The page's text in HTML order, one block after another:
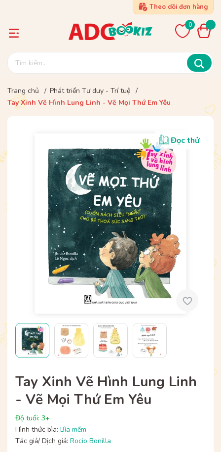
Theo dõi đơn hàng
0
Trang chủ / Phát triển Tư duy - Trí tuệ /
Tay Xinh Vẽ Hình Lung Linh - Vẽ Mọi Thứ Em Yêu
Đọc thử
Tay Xinh Vẽ Hình Lung Linh
- Vẽ Mọi Thứ Em Yêu
Độ tuổi: 3+
Hình thức bìa: Bìa mềm
Tác giả/ Dịch giả: Rocio Bonilla